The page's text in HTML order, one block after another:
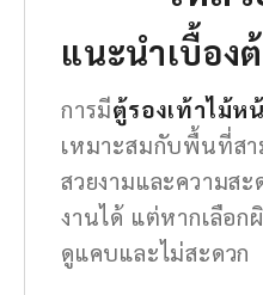
แนะนำเบื้อง
การมีตู้รองเท้าไม้ห
เหมาะสมกับพื้นที่สา
สวยงามและความส
งานได้ แต่หากเลือ
ดูแคบและไม่สะดวก